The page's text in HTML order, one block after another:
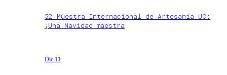
52 Muestra Internacional de Artesanía UC:
¡Una Navidad maestra
Dic 11